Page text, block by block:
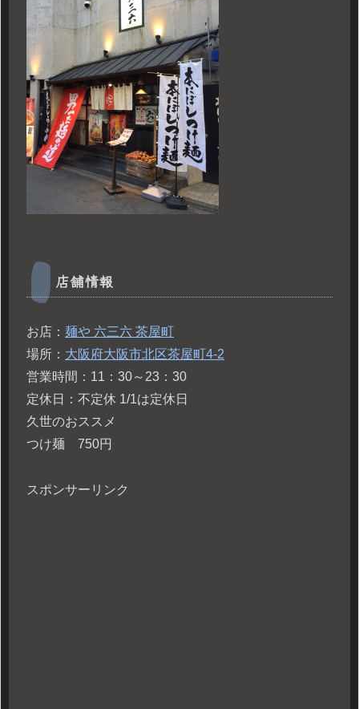
店舗情報
お店： 麺や 六三六 茶屋町
場所： 大阪府大阪市北区茶屋町4-2
営業時間：11：30～23：30
定休日：不定休 1/1は定休日
久世のおススメ
つけ麺 750円
スポンサーリンク